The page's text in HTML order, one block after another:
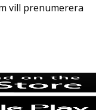
vill prenumerera